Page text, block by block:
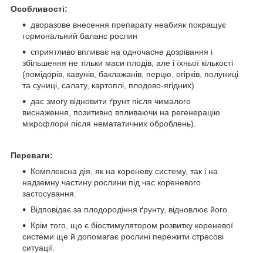
Особливості:
дворазове внесення препарату неабияк покращує
гормональний баланс рослин
сприятливо впливає на одночасне дозрівання і
збільшення не тільки маси плодів, але і їхньої кількості
(помідорів, кавунів, баклажанів, перцю, огірків, полуниці
та суниці, салату, картоплі, плодово-ягідних)
дає змогу відновити ґрунт після чималого
виснаження, позитивно впливаючи на регенерацію
мікрофлори після немататичних оброблень).
Переваги:
Комплексна дія, як на кореневу систему, так і на
надземну частину рослини під час кореневого
застосування.
Відповідає за плодородіння ґрунту, відновлює його.
Крім того, що є біостимулятором розвитку кореневої
системи ще й допомагає рослині пережити стресові
ситуації.